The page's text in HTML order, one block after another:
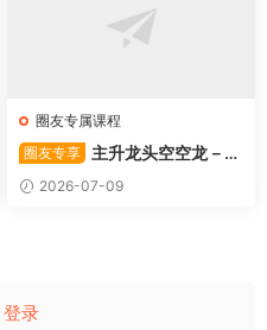
圈友专属课程
圈友专享
主升龙头空空龙－竞
价抢筹盘口的量化公式与十几
年的体系干货，全篇2026061
2026-07-09
登录